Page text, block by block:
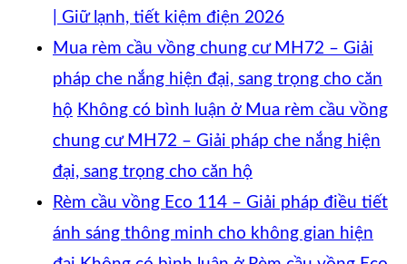
| Giữ lạnh, tiết kiệm điện 2026
Mua rèm cầu vồng chung cư MH72 – Giải
pháp che nắng hiện đại, sang trọng cho căn
hộ Không có bình luận ở Mua rèm cầu vồng
chung cư MH72 – Giải pháp che nắng hiện
đại, sang trọng cho căn hộ
Rèm cầu vồng Eco 114 – Giải pháp điều tiết
ánh sáng thông minh cho không gian hiện